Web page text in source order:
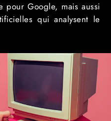
pour Google, mais aussi
qui analysent le